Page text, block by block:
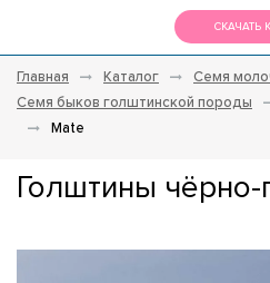
СКАЧАТЬ
Главная Каталог
Семя
Семя быков голштинской породы
Mate
Голштины